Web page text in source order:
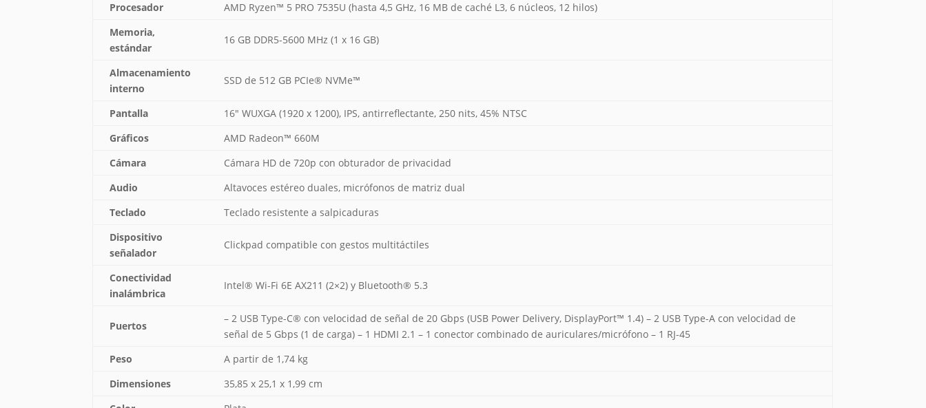
Procesador
AMD Ryzen™ 5 PRO 7535U (hasta 4,5 GHz, 16 MB de caché L3, 6 núcleos, 12 hilos)
Memoria,
estándar
16 GB DDR5-5600 MHz (1 x 16 GB)
Almacenamiento
interno
SSD de 512 GB PCIe® NVMe™
Pantalla
16″ WUXGA (1920 x 1200), IPS, antirreflectante, 250 nits, 45% NTSC
Gráficos
AMD Radeon™ 660M
Cámara
Cámara HD de 720p con obturador de privacidad
Audio
Altavoces estéreo duales, micrófonos de matriz dual
Teclado
Teclado resistente a salpicaduras
Dispositivo
señalador
Clickpad compatible con gestos multitáctiles
Conectividad
inalámbrica
Intel® Wi-Fi 6E AX211 (2×2) y Bluetooth® 5.3
Puertos
– 2 USB Type-C® con velocidad de señal de 20 Gbps (USB Power Delivery, DisplayPort™ 1.4) – 2 USB Type-A con velocidad de
señal de 5 Gbps (1 de carga) – 1 HDMI 2.1 – 1 conector combinado de auriculares/micrófono – 1 RJ-45
Peso
A partir de 1,74 kg
Dimensiones
35,85 x 25,1 x 1,99 cm